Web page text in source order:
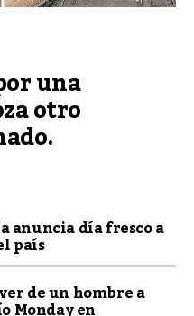
una
otro
anuncia día fresco a
país
de un hombre a